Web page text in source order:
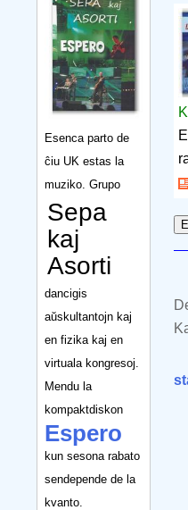
Esenca parto de
ĉiu UK estas la
muziko. Grupo
Sepa
kaj
Asorti
dancigis
aŭskultantojn kaj
en fizika kaj en
virtuala kongresoj.
Mendu la
kompaktdiskon
Espero
kun sesona rabato
sendepende de la
kvanto.